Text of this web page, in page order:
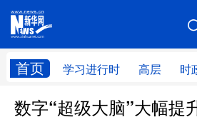
首页 学习进行时 高层 时
网站地图
学习进行时 高层
数字“超级大脑”大幅提